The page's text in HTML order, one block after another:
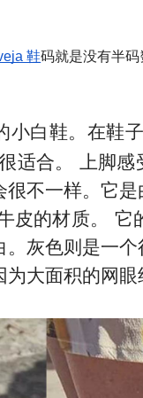
鞋码就是没有半
白鞋。在鞋
适合。 上脚
不一样。它
的材质。
灰色则是一
大面积的网